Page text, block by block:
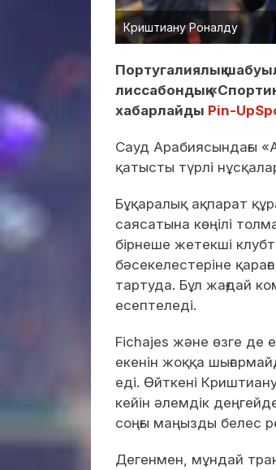
Криштиану Роналду
Португалиялық
лиссабондық
хабарлайды Pin-
Сауд Арабиясындағы
қатысты түрлі
Бұқаралық ақпарат
саясатына көңілі
бірнеше жетекші
бәсекелестеріне
тартуда. Бұл жағдай
есептеледі.
Fichajes және өзге де
екенін жоққа
еді. Өйткені
кейін әлемдік
соңғы маңызды белес
Дегенмен, мұндай